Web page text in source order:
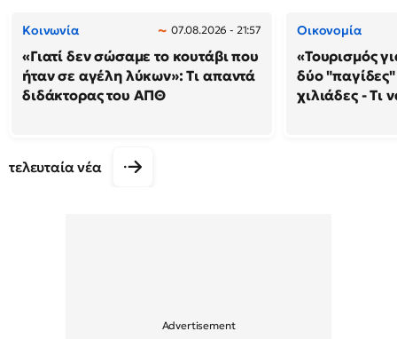
Κοινωνία 07.08.2026 - 21:57
«Γιατί δεν σώσαμε το κουτάβι που
ήταν σε αγέλη λύκων»: Τι απαντά
διδάκτορας του ΑΠΘ
Οικονομία
«Τουρισμός
δύο
χιλιάδες - Τι
τελευταία νέα